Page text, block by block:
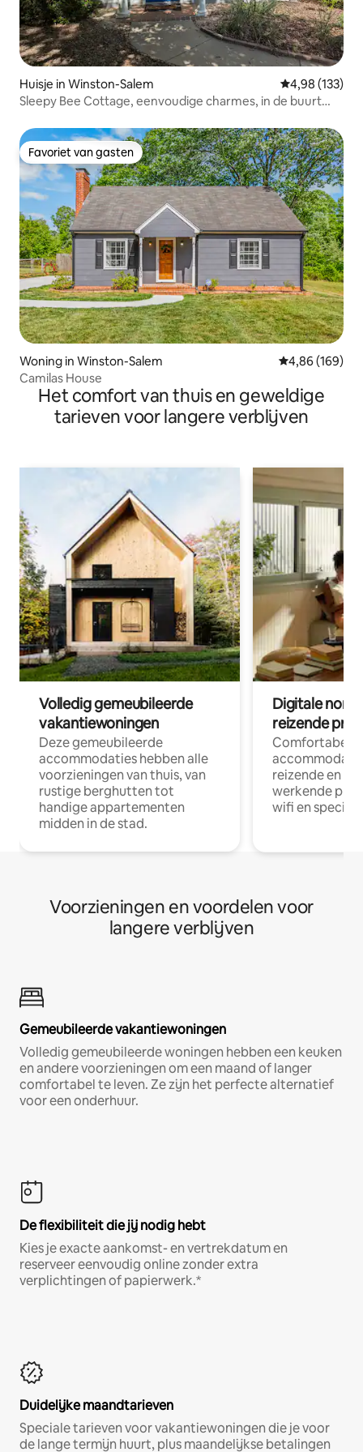
Huisje in Winston-Salem Gemiddelde
4,98 (133)
Sleepy Bee Cottage, eenvoudige charmes, in de buurt
Favoriet van gasten
Favoriet van gasten
Woning in Winston-Salem Gemiddelde
4,86 (169)
Camilas House
Het comfort van thuis en geweldige
tarieven voor langere verblijven
Volledig gemeubileerde
vakantiewoningen
Deze gemeubileerde
accommodaties hebben alle
voorzieningen van thuis, van
rustige berghutten tot
handige appartementen
midden in de stad.
Digitale
reizende
Comfortabele
reizende en
werkende
wifi en
Voorzieningen en voordelen voor
langere verblijven
Gemeubileerde vakantiewoningen
Volledig gemeubileerde woningen hebben een keuken
en andere voorzieningen om een maand of langer
comfortabel te leven. Ze zijn het perfecte alternatief
voor een onderhuur.
De flexibiliteit die jij nodig hebt
Kies je exacte aankomst- en vertrekdatum en
reserveer eenvoudig online zonder extra
verplichtingen of papierwerk.*
Duidelijke maandtarieven
Speciale tarieven voor vakantiewoningen die je voor
de lange termijn huurt, plus maandelijkse betalingen